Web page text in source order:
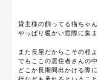
貸主様の飼ってる猫ちゃん
やっぱり暖かい窓際に集ま
また長屋だからこその程よ
でもここの居住者さんの
どこか長期間出かける際